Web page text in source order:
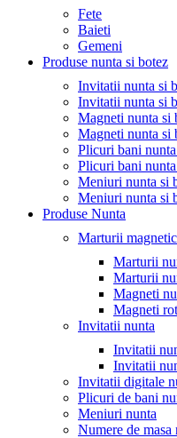
Fete
Baieti
Gemeni
Produse nunta si botez
Invitatii nunta si
Invitatii nunta si
Magneti nunta si
Magneti nunta si
Plicuri bani
Plicuri bani
Meniuri nunta si
Meniuri nunta si
Produse Nunta
Marturii
Marturii
Marturii
Magneti
Magneti
Invitatii nunta
Invitatii
Invitatii
Invitatii digitale
Plicuri de bani
Meniuri nunta
Numere de masa